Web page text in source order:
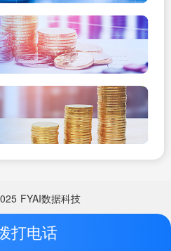
FYAI数据科技
打电话
FYAI数据科技